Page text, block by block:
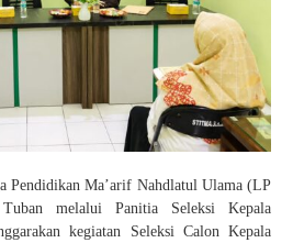
Pendidikan Ma’arif Nahdlatul Ulama (LP
melalui Panitia Seleksi Kepala
kegiatan Seleksi Calon Kepala